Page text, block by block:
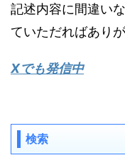
記述内容に間違い
ていただればあり
Xでも発信中
検索